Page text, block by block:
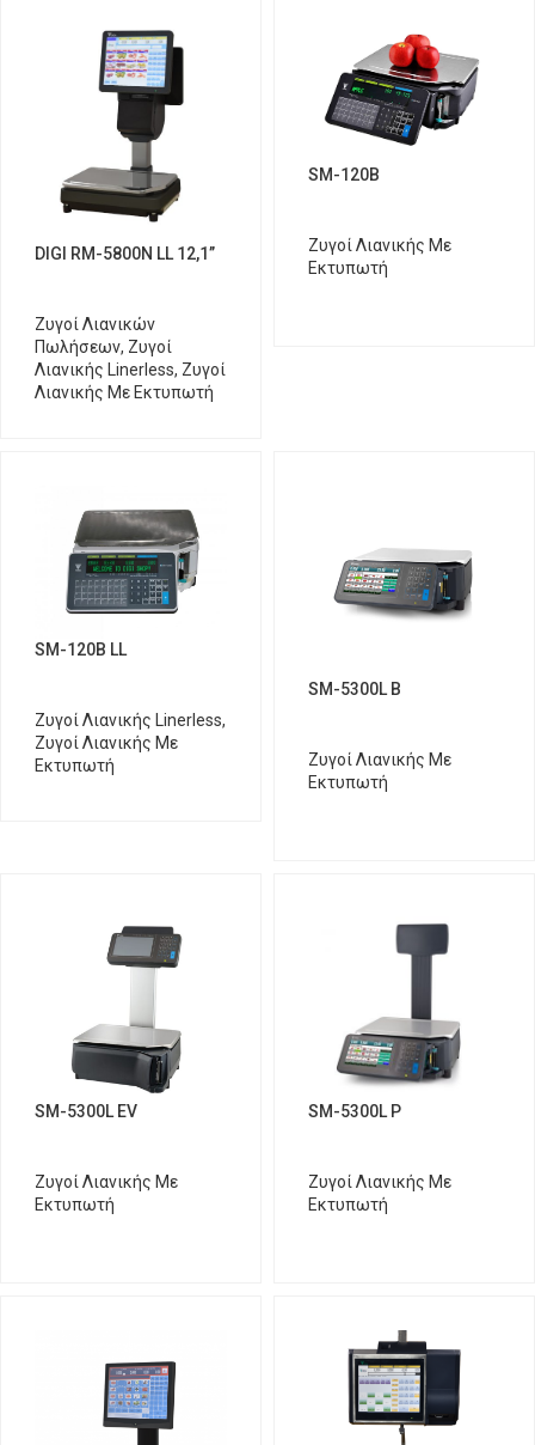
DIGI RM-5800N LL 12,1’’
Ζυγοί Λιανικών
Πωλήσεων, Ζυγοί
Λιανικής Linerless, Ζυγοί
Λιανικής Με Εκτυπωτή
SM-120B
Ζυγοί Λιανικής Με
Εκτυπωτή
SM-120B LL
Ζυγοί Λιανικής Linerless,
Ζυγοί Λιανικής Με
Εκτυπωτή
SM-5300L B
Ζυγοί Λιανικής Με
Εκτυπωτή
SM-5300L EV
Ζυγοί Λιανικής Με
Εκτυπωτή
SM-5300L P
Ζυγοί Λιανικής Με
Εκτυπωτή